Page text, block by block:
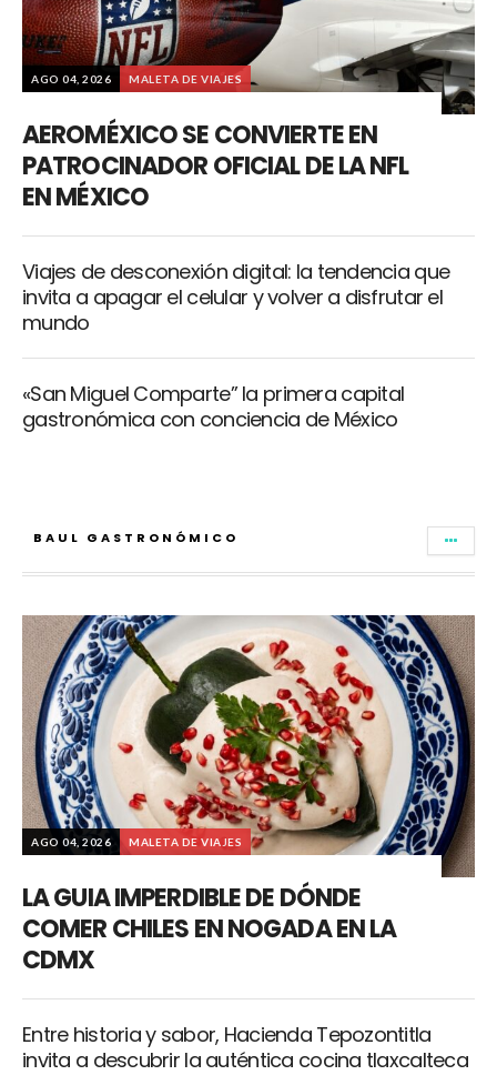
AGO 04, 2026 MALETA DE VIAJES
AEROMÉXICO SE CONVIERTE EN
PATROCINADOR OFICIAL DE LA NFL
EN MÉXICO
Viajes de desconexión digital: la tendencia que
invita a apagar el celular y volver a disfrutar el
mundo
«San Miguel Comparte” la primera capital
gastronómica con conciencia de México
BAUL GASTRONÓMICO
AGO 04, 2026 MALETA DE VIAJES
LA GUIA IMPERDIBLE DE DÓNDE
COMER CHILES EN NOGADA EN LA
CDMX
Entre historia y sabor, Hacienda Tepozontitla
invita a descubrir la auténtica cocina tlaxcalteca